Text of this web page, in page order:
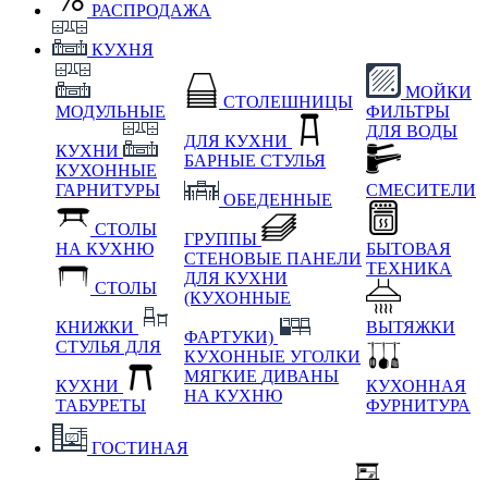
РАСПРОДАЖА
КУХНЯ
МОДУЛЬНЫЕ
КУХНИ
КУХОННЫЕ
ГАРНИТУРЫ
СТОЛЫ
НА КУХНЮ
СТОЛЫ
КНИЖКИ
СТУЛЬЯ ДЛЯ
КУХНИ
ТАБУРЕТЫ
СТОЛЕШНИЦЫ
ДЛЯ КУХНИ
БАРНЫЕ СТУЛЬЯ
ОБЕДЕННЫЕ
ГРУППЫ
СТЕНОВЫЕ ПАНЕЛИ
ДЛЯ КУХНИ
(КУХОННЫЕ
ФАРТУКИ)
КУХОННЫЕ УГОЛКИ
МЯГКИЕ ДИВАНЫ
НА КУХНЮ
МОЙКИ
ФИЛЬТРЫ
ДЛЯ ВОДЫ
СМЕСИТЕЛИ
БЫТОВАЯ
ТЕХНИКА
ВЫТЯЖКИ
КУХОННАЯ
ФУРНИТУРА
ГОСТИНАЯ